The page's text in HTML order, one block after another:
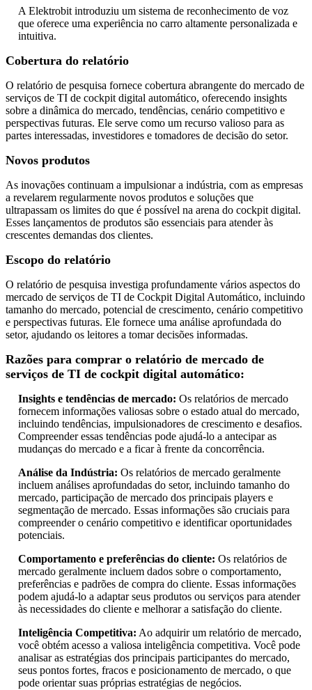
A Elektrobit introduziu um sistema de reconhecimento de voz
que oferece uma experiência no carro altamente personalizada e
intuitiva.
Cobertura do relatório
O relatório de pesquisa fornece cobertura abrangente do mercado de
serviços de TI de cockpit digital automático, oferecendo insights
sobre a dinâmica do mercado, tendências, cenário competitivo e
perspectivas futuras. Ele serve como um recurso valioso para as
partes interessadas, investidores e tomadores de decisão do setor.
Novos produtos
As inovações continuam a impulsionar a indústria, com as empresas
a revelarem regularmente novos produtos e soluções que
ultrapassam os limites do que é possível na arena do cockpit digital.
Esses lançamentos de produtos são essenciais para atender às
crescentes demandas dos clientes.
Escopo do relatório
O relatório de pesquisa investiga profundamente vários aspectos do
mercado de serviços de TI de Cockpit Digital Automático, incluindo
tamanho do mercado, potencial de crescimento, cenário competitivo
e perspectivas futuras. Ele fornece uma análise aprofundada do
setor, ajudando os leitores a tomar decisões informadas.
Razões para comprar o relatório de mercado de
serviços de TI de cockpit digital automático:
Insights e tendências de mercado: Os relatórios de mercado
fornecem informações valiosas sobre o estado atual do mercado,
incluindo tendências, impulsionadores de crescimento e desafios.
Compreender essas tendências pode ajudá-lo a antecipar as
mudanças do mercado e a ficar à frente da concorrência.
Análise da Indústria: Os relatórios de mercado geralmente
incluem análises aprofundadas do setor, incluindo tamanho do
mercado, participação de mercado dos principais players e
segmentação de mercado. Essas informações são cruciais para
compreender o cenário competitivo e identificar oportunidades
potenciais.
Comportamento e preferências do cliente: Os relatórios de
mercado geralmente incluem dados sobre o comportamento,
preferências e padrões de compra do cliente. Essas informações
podem ajudá-lo a adaptar seus produtos ou serviços para atender
às necessidades do cliente e melhorar a satisfação do cliente.
Inteligência Competitiva: Ao adquirir um relatório de mercado,
você obtém acesso a valiosa inteligência competitiva. Você pode
analisar as estratégias dos principais participantes do mercado,
seus pontos fortes, fracos e posicionamento de mercado, o que
pode orientar suas próprias estratégias de negócios.